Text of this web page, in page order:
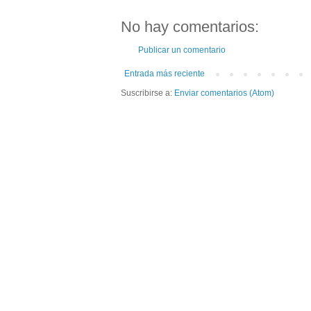
No hay comentarios:
Publicar un comentario
Entrada más reciente
Suscribirse a: Enviar comentarios (Atom)